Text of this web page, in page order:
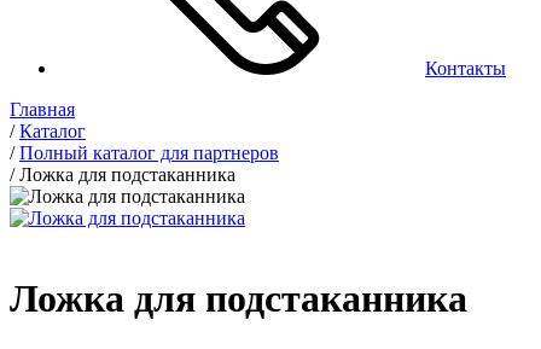
Контакты
Главная
/Каталог
/Полный каталог для партнеров
/Ложка для подстаканника
Ложка для подстаканника